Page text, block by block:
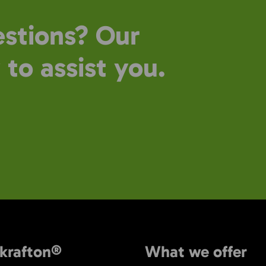
Our
assist you.
What we offer